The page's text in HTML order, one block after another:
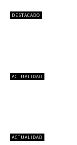
DESTACADO
ACTUALIDAD
ACTUALIDAD